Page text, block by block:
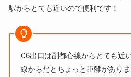
駅からとても近いので便利です！
C6出口は副都心線からとても近
線からだとちょっと距離がありま